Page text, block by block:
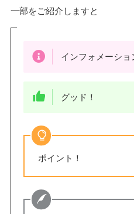
一部をご紹介しますと
インフォメーショ
グッド！
ポイント！